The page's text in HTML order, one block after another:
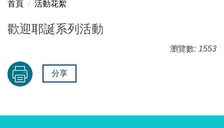
首頁 活動花絮
歡迎耶誕系列活動
瀏覽數: 1553
分享